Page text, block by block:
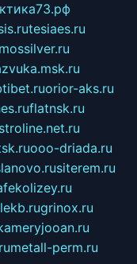
tesiaes.ru
mossilver.ru
orior-aks.ru
flatnsk.ru
ooo-driada.ru
siterem.ru
grinox.ru
metall-perm.ru